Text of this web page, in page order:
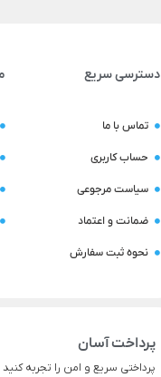
دسترسی سریع
تماس با ما
حساب کاربری
سیاست مرجوعی
ضمانت و اعتماد
نحوه ثبت سفارش
پرداخت آسان
پرداختی سریع و امن را تجربه کنید